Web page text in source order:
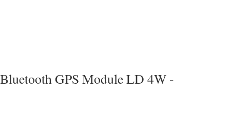
Bluetooth GPS Module LD 4W -